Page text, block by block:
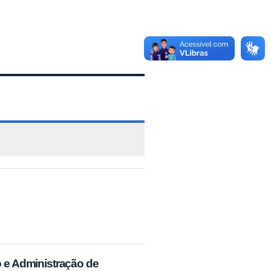
Administração de